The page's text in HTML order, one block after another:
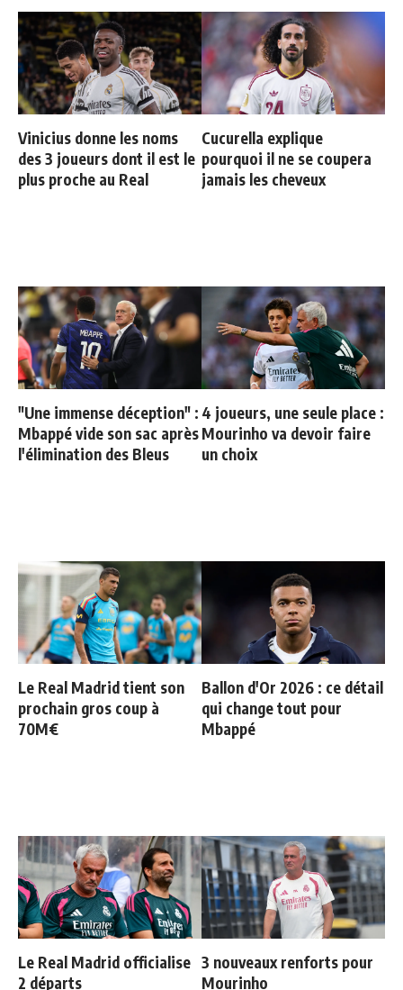
Vinicius donne les noms
des 3 joueurs dont il est le
plus proche au Real
Cucurella explique
pourquoi il ne se coupera
jamais les cheveux
"Une immense déception" :
Mbappé vide son sac après
l'élimination des Bleus
4 joueurs, une seule place :
Mourinho va devoir faire
un choix
Le Real Madrid tient son
prochain gros coup à
70M€
Ballon d'Or 2026 : ce détail
qui change tout pour
Mbappé
Le Real Madrid officialise
2 départs
3 nouveaux renforts pour
Mourinho